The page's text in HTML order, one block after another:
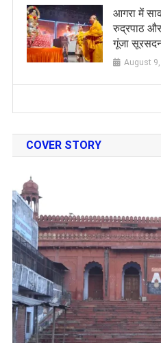
आगरा में
रुद्रपाठ
गूंजा सूरसदन
August
COVER STORY